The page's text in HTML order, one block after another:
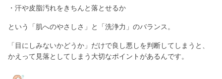
・汗や皮脂汚れをきちんと落とせるか
という「肌へのやさしさ」と「洗浄力」のバランス。
「目にしみないかどうか」だけで良し悪しを判断してしまうと、
かえって見落としてしまう大切なポイントがあるんです。